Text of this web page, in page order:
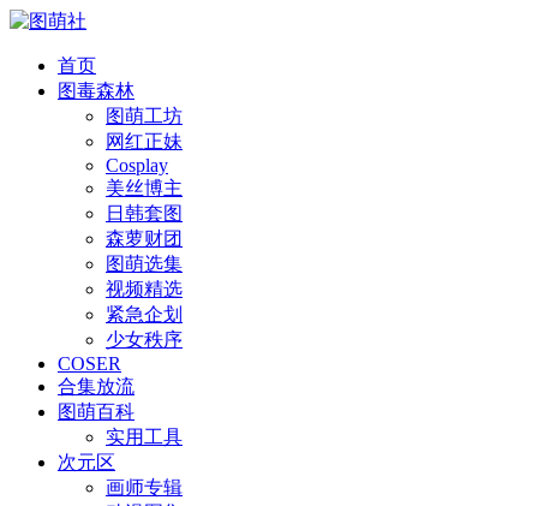
首页
图毒森林
图萌工坊
网红正妹
Cosplay
美丝博主
日韩套图
森萝财团
图萌选集
视频精选
紧急企划
少女秩序
COSER
合集放流
图萌百科
实用工具
次元区
画师专辑